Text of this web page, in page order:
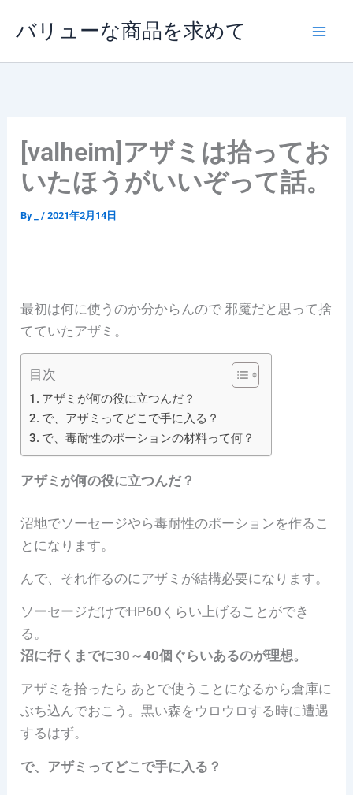
バリューな商品を求めて
[valheim]アザミは拾ってお
いたほうがいいぞって話。
By _/2021年2月14日
最初は何に使うのか分からんので 邪魔だと思って捨
てていたアザミ。
目次
アザミが何の役に立つんだ？
で、アザミってどこで手に入る？
で、毒耐性のポーションの材料って何？
アザミが何の役に立つんだ？
沼地でソーセージやら毒耐性のポーションを作るこ
とになります。
んで、それ作るのにアザミが結構必要になります。
ソーセージだけでHP60くらい上げることができ
る。
沼に行くまでに30～40個ぐらいあるのが理想。
アザミを拾ったら あとで使うことになるから倉庫に
ぶち込んでおこう。黒い森をウロウロする時に遭遇
するはず。
で、アザミってどこで手に入る？